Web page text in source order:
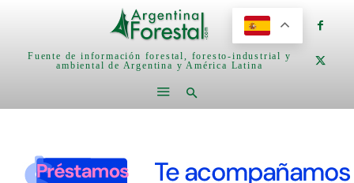
Fuente de información forestal, foresto-industrial y
ambiental de Argentina y América Latina